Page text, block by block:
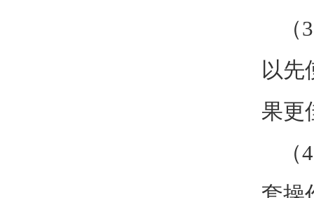
（
以先
果更
（